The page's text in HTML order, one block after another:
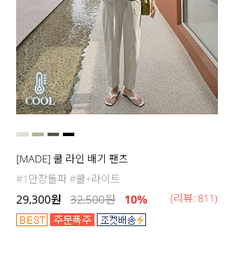
[MADE] 쿨 라인 배기 팬츠
#1만장돌파 #쿨+라이트
29,300원 32,500원 10% (리뷰: 811)